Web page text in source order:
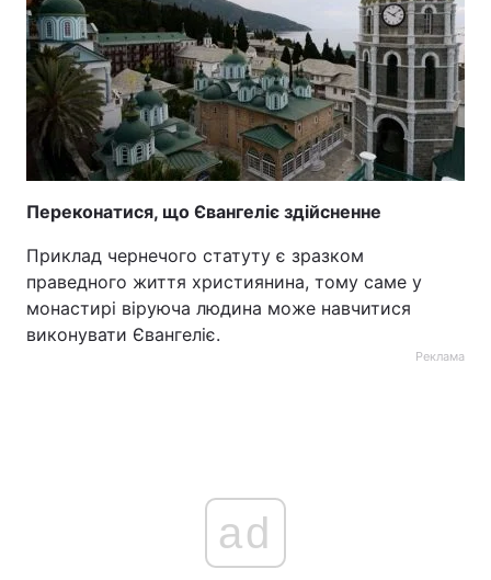
Переконатися, що Євангеліє здійсненне
Приклад чернечого статуту є зразком
праведного життя християнина, тому саме у
монастирі віруюча людина може навчитися
виконувати Євангеліє.
Реклама
ad